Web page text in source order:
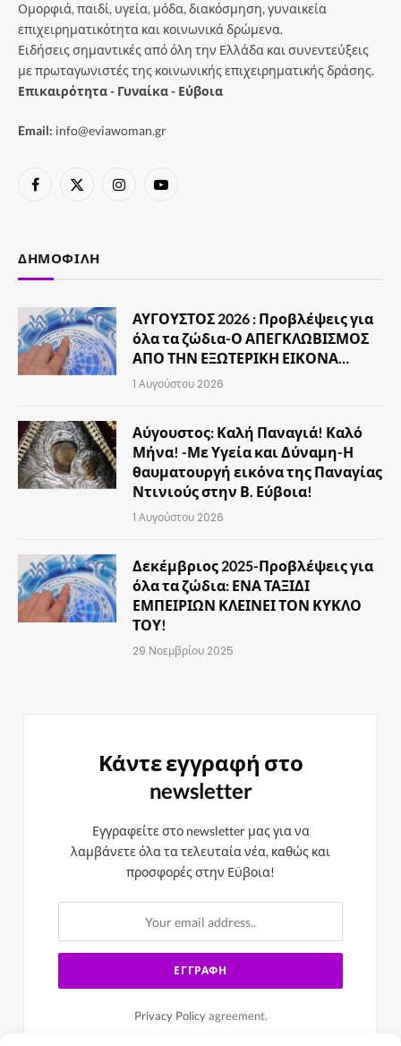
Ομορφιά, παιδί, υγεία, μόδα, διακόσμηση, γυναικεία
επιχειρηματικότητα και κοινωνικά δρώμενα.
Ειδήσεις σημαντικές από όλη την Ελλάδα και συνεντεύξεις
με πρωταγωνιστές της κοινωνικής επιχειρηματικής δράσης.
Επικαιρότητα - Γυναίκα - Εύβοια
Email: info@eviawoman.gr
Facebook
X
InstagramYouTube
ΔΗΜΟΦΙΛΉ
ΑΥΓΟΥΣΤΟΣ 2026 : Προβλέψεις για
όλα τα ζώδια-Ο ΑΠΕΓΚΛΩΒΙΣΜΟΣ
ΑΠΟ ΤΗΝ ΕΞΩΤΕΡΙΚΗ ΕΙΚΟΝΑ…
1 Αυγούστου 2026
Αύγουστος: Καλή Παναγιά! Καλό
Μήνα! -Με Υγεία και Δύναμη-Η
θαυματουργή εικόνα της Παναγίας
Ντινιούς στην Β. Εύβοια!
1 Αυγούστου 2026
Δεκέμβριος 2025-Προβλέψεις για
όλα τα ζώδια: ΕΝΑ ΤΑΞΙΔΙ
ΕΜΠΕΙΡΙΩΝ ΚΛΕΙΝΕΙ ΤΟΝ ΚΥΚΛΟ
ΤΟΥ!
29 Νοεμβρίου 2025
Κάντε εγγραφή στο
newsletter
Εγγραφείτε στο newsletter μας για να
λαμβάνετε όλα τα τελευταία νέα, καθώς και
προσφορές στην Εϋβοια!
Privacy Policyagreement.